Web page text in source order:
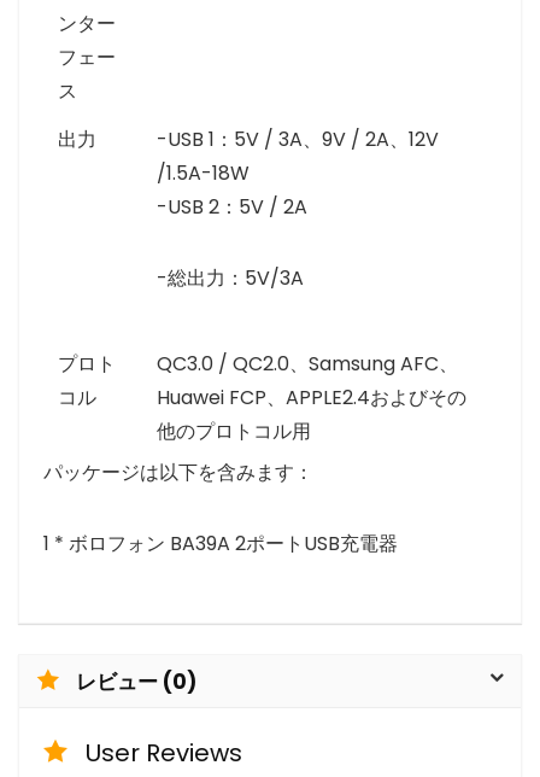
ンター
フェー
ス
出力
-USB 1：5V / 3A、9V / 2A、12V
/1.5A-18W
-USB 2：5V / 2A
-総出力：5V/3A
プロト
コル
QC3.0 / QC2.0、Samsung AFC、
Huawei FCP、APPLE2.4およびその
他のプロトコル用
パッケージは以下を含みます：
1 * ボロフォン BA39A 2ポートUSB充電器
レビュー (0)
User Reviews